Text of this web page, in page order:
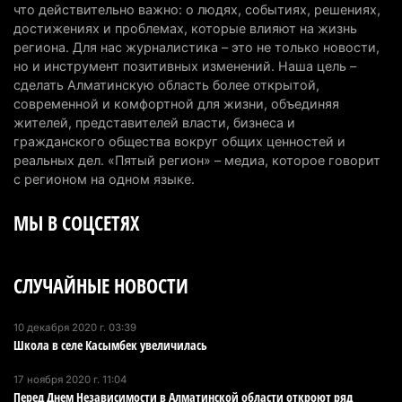
Туриста с тяжелыми травмами эвакуировали в
горах Алматинской области после камнепада
5 августа 2026 г. 11:23 162
Хозяина собак, едва не загрызших ребенка в
Алматинской области, судят спустя год после
трагедии
5 августа 2026 г. 09:17
В Алматинской области запустят производство
катеров для Formula-1 H2O и откроют академию
5 августа 2026 г. 08:29
В Alatau City Authority назначили нового
директора по коммуникациям
что действительно важно: о людях, событиях, решениях,
достижениях и проблемах, которые влияют на жизнь
региона. Для нас журналистика – это не только новости,
но и инструмент позитивных изменений. Наша цель –
сделать Алматинскую область более открытой,
современной и комфортной для жизни, объединяя
жителей, представителей власти, бизнеса и
гражданского общества вокруг общих ценностей и
реальных дел. «Пятый регион» – медиа, которое говорит
с регионом на одном языке.
МЫ В СОЦСЕТЯХ
СЛУЧАЙНЫЕ НОВОСТИ
10 декабря 2020 г. 03:39
Школа в селе Касымбек увеличилась
17 ноября 2020 г. 11:04
Перед Днем Независимости в Алматинской области откроют ряд